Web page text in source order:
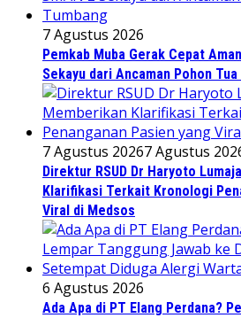
7 Agustus 2026
Pemkab Muba Gerak Cepat
Sekayu dari Ancaman Pohon Tua
7 Agustus 20267 Agustus
Direktur RSUD Dr Haryoto
Klarifikasi Terkait Kronologi
Viral di Medsos
6 Agustus 2026
Ada Apa di PT Elang Perdana?